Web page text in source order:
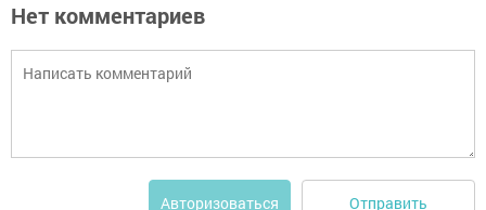
Нет комментариев
Авторизоваться Отправить